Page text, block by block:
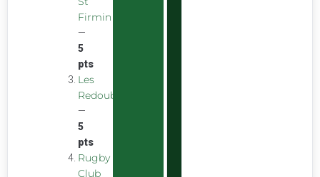
Firmin
—
5
pts
Les
Redoubstables
—
5
pts
Rugby
Club